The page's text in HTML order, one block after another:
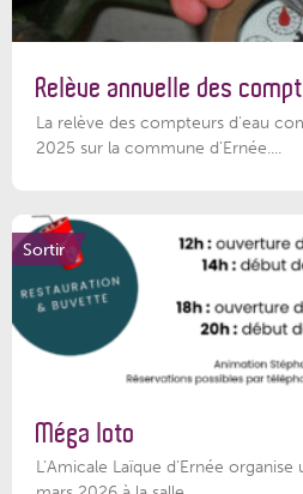
Relève annuelle des
La relève des compteurs d'eau
2025 sur la commune d’Ernée....
Sortir
Méga loto
L’Amicale Laïque d’Ernée